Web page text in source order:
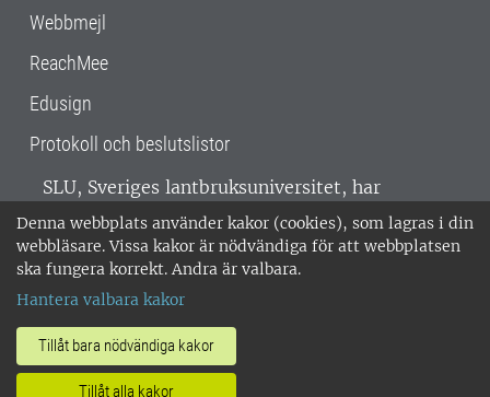
Denna webbplats använder kakor (cookies), som lagras i din
webbläsare. Vissa kakor är nödvändiga för att webbplatsen
ska fungera korrekt. Andra är valbara.
Hantera valbara kakor
Tillåt bara nödvändiga kakor
Tillåt alla kakor
Webbmejl
ReachMee
Edusign
Protokoll och beslutslistor
SLU, Sveriges lantbruksuniversitet, har
verksamhet över hela Sverige. Huvudorter är
Alnarp, Uppsala och Umeå.SLU är
miljöcertifierat enligt ISO 14001. •
018-67 10 00 • Org nr: 202100-2817 •
Om SLU:s webbplatser
•Hantera kakor•Behandling av